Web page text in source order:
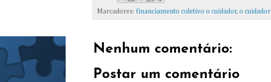
Marcadores: financiamento coletivo o cuidador, o cuidador
Nenhum comentário:
Postar um comentário